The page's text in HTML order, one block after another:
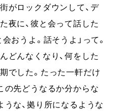
がロックダウンして、デ
夜に、彼と会って話した
おうよ。話そうよ」って。
どんなくなり、何をした
でした。たった一軒だけ
の先どうなるか分からな
うな、拠り所になるような